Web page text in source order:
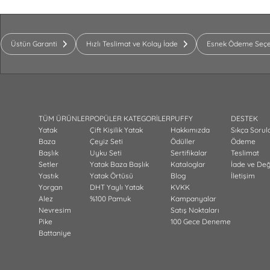
Üstün Garanti Hızlı Teslimat ve Kolay İade Esnek Ödeme
TÜM ÜRÜNLER
Yatak
Baza
Başlık
Setler
Yastık
Yorgan
Alez
Nevresim
Pike
Battaniye
POPÜLER KATEGORİLER
Çift Kişilik Yatak
Çeyiz Seti
Uyku Seti
Yatak Baza Başlık
Yatak Örtüsü
DHT Yaylı Yatak
%100 Pamuk
PUFFY
Hakkımızda
Ödüller
Sertifikalar
Kataloglar
Blog
KVKK
Kampanyalar
Satış Noktaları
100 Gece Deneme
DESTEK
Sıkça
Ödeme
Teslimat
İade ve
İletişim